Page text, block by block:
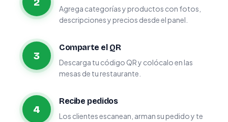
Agrega categorías y productos con fotos,
descripciones y precios desde el panel.
3
Comparte el QR
Descarga tu código QR y colócalo en las
mesas de tu restaurante.
4
Recibe pedidos
Los clientes escanean, arman su pedido y te